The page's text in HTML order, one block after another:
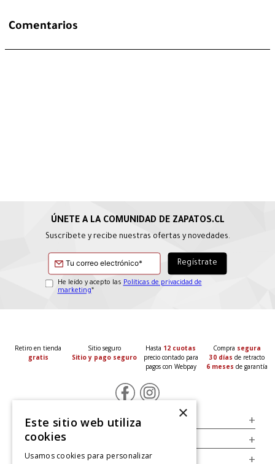
Comentarios
Suscríbete y recibe nuestras ofertas y novedades.
He leído y acepto las Políticas de privacidad de
marketing*
Retiro en tienda
gratis
Sitio seguro
Sitio y pago seguro
Hasta 12 cuotas
precio contado para
pagos con Webpay
Compra segura
30 días de retracto
6 meses de garantía
Servicio al Consumidor +
Legal +
Cuenta +
×
Este sitio web utiliza
cookies
Usamos cookies para personalizar